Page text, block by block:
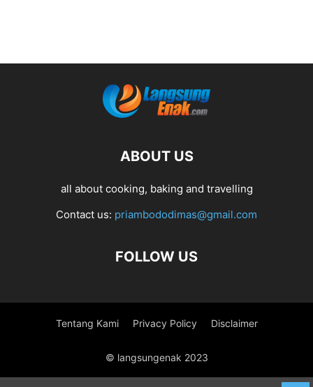
ABOUT US
all about cooking, baking and travelling
Contact us: priambododimas@gmail.com
FOLLOW US
Tentang Kami Privacy Policy Disclaimer
© langsungenak 2023